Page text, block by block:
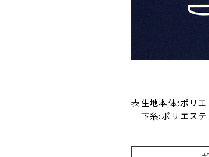
表生地本体:ポリ
下糸:ポリエス